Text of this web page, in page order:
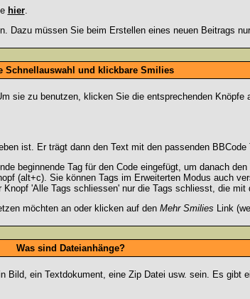
hier.
müssen Sie beim Erstellen eines neuen Beitrags
Schnellauswahl und klickbare Smilies
sie zu benutzen, klicken Sie die entsprechenden
ist. Er trägt dann den Text mit den passenden BBCode
beginnende Tag für den Code eingefügt, um danach
(alt+c). Sie können Tags im Erweiterten Modus auch
'Alle Tags schliessen' nur die Tags schliesst, die mit
möchten an oder klicken auf den Mehr Smilies Link
Was sind Dateianhänge?
ein Textdokument, eine Zip Datei usw. sein. Es gibt